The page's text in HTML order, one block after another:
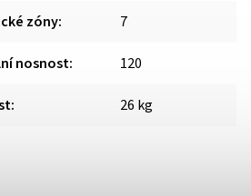
zóny: 7
nosnost: 120
: 26 kg